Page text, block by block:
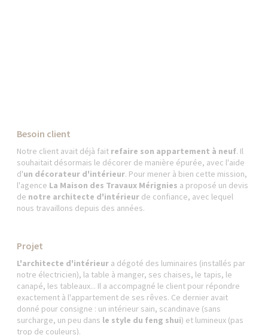
Besoin client
Notre client avait déjà fait refaire son appartement à neuf. Il
souhaitait désormais le décorer de manière épurée, avec l'aide
d'un décorateur d'intérieur. Pour mener à bien cette mission,
l'agence La Maison des Travaux Mérignies a proposé un devis
de notre architecte d'intérieur de confiance, avec lequel
nous travaillons depuis des années.
Projet
L'architecte d'intérieur a dégoté des luminaires (installés par
notre électricien), la table à manger, ses chaises, le tapis, le
canapé, les tableaux... Il a accompagné le client pour répondre
exactement à l'appartement de ses rêves. Ce dernier avait
donné pour consigne : un intérieur sain, scandinave (sans
surcharge, un peu dans le style du feng shui) et lumineux (pas
trop de couleurs).